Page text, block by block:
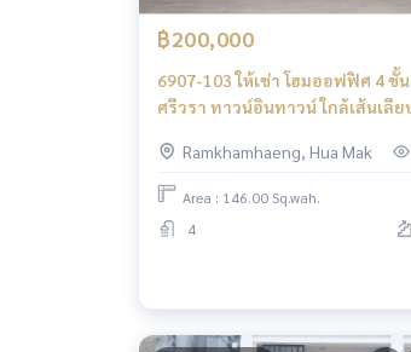
฿200,000
6907-103 ให้เช่า โฮมออฟฟิศ 4 ชั้น
ศรีวรา ทาวน์อินทาวน์ ใกล้เส้นเลีย
Ramkhamhaeng, Hua Mak
Area : 146.00 Sq.wah.
4